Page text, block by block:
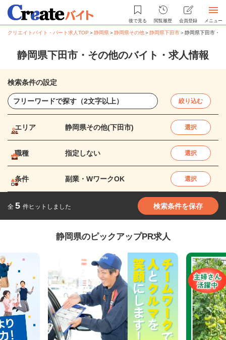
後で見る 閲覧履歴 会員登録 メニュー
クリエイトバイト・パート求人TOP ＞静岡県＞静岡県その他＞静岡県下田市＞静岡県下田市・
静岡県下田市・その他のバイト・求人情報
検索条件の設定
絞り込む
エリア 静岡県その他(下田市) 選択
職種 指定しない 選択
条件 副業・WワークOK 選択
全 5 件ヒットしました 検索条件を保存
静岡県のピックアップPR求人